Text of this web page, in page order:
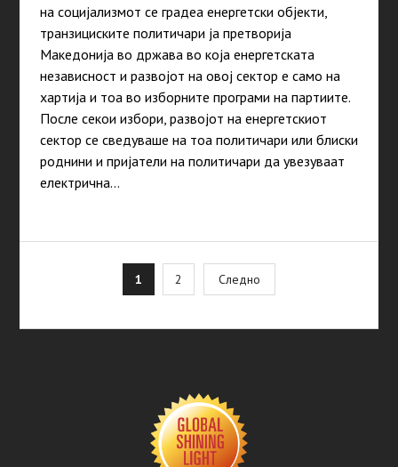
на социјализмот се градеа енергетски објекти,
транзициските политичари ја претворија
Македонија во држава во која енергетската
независност и развојот на овој сектор е само на
хартија и тоа во изборните програми на партиите.
После секои избори, развојот на енергетскиот
сектор се сведуваше на тоа политичари или блиски
роднини и пријатели на политичари да увезуваат
електрична…
pagination
1 2 Следно